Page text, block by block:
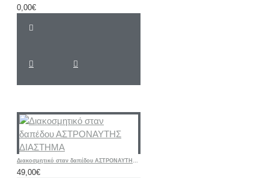
0,00€
Διακοσμητικό σταν δαπέδου ΑΣΤΡΟΝΑΥΤΗΣ ΔΙΑΣΤΗΜΑ
49,00€